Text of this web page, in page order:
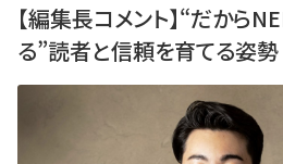
【編集長コメント】“だから
る”読者と信頼を育てる姿勢